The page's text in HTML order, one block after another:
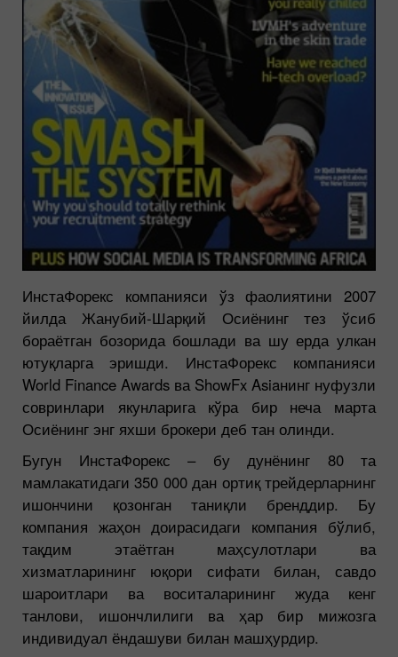
ИнстаФорекс компанияси ўз фаолиятини 2007
йилда Жанубий-Шарқий Осиёнинг тез ўсиб
бораётган бозорида бошлади ва шу ерда улкан
ютуқларга эришди. ИнстаФорекс компанияси
World Finance Awards ва ShowFx Asiaнинг нуфузли
совринлари якунларига кўра бир неча марта
Осиёнинг энг яхши брокери деб тан олинди.
Бугун ИнстаФорекс – бу дунёнинг 80 та
мамлакатидаги 350 000 дан ортиқ трейдерларнинг
ишончини қозонган таниқли бренддир. Бу
компания жаҳон доирасидаги компания бўлиб,
тақдим этаётган маҳсулотлари ва
хизматларининг юқори сифати билан, савдо
шароитлари ва воситаларининг жуда кенг
танлови, ишончлилиги ва ҳар бир мижозга
индивидуал ёндашуви билан машҳурдир.